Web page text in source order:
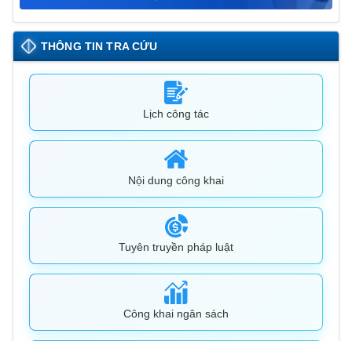
THÔNG TIN TRA CỨU
Lịch công tác
Nội dung công khai
Tuyên truyền pháp luật
Công khai ngân sách